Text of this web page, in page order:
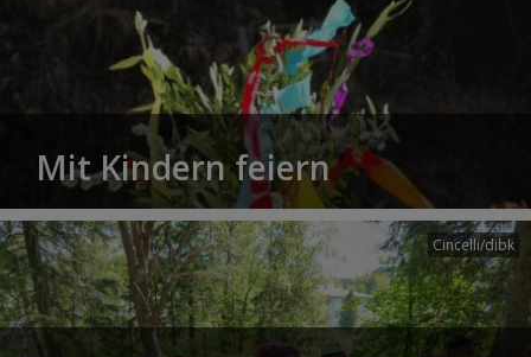
Mit Kindern feiern
Cincelli/dibk